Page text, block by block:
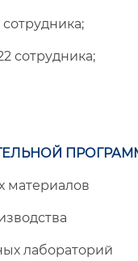
сотрудника;
материалов
лабораторий